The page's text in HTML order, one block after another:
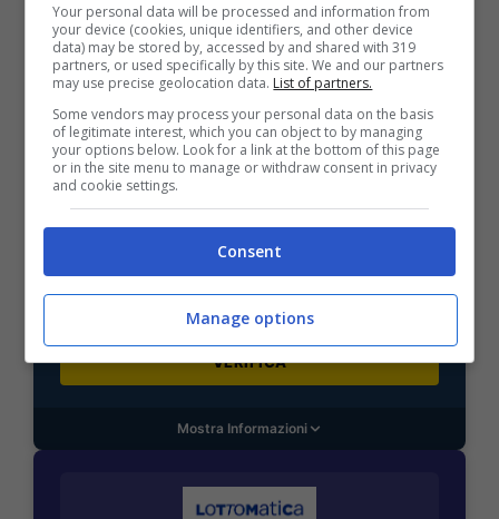
Mostra Informazioni
BONUS BENVENUTO GOLDBET: 2.050€
Fino a 2050€ sport e casino
Per i nuovi registrati: 100% fino a 2.000€ in Bonus
2050€
VERIFICA
Mostra Informazioni
Your personal data will be processed and information from
your device (cookies, unique identifiers, and other device
data) may be stored by, accessed by and shared with 319
partners, or used specifically by this site. We and our partners
may use precise geolocation data. List of partners.
Some vendors may process your personal data on the basis
of legitimate interest, which you can object to by managing
your options below. Look for a link at the bottom of this page
or in the site menu to manage or withdraw consent in privacy
and cookie settings.
Consent
Manage options